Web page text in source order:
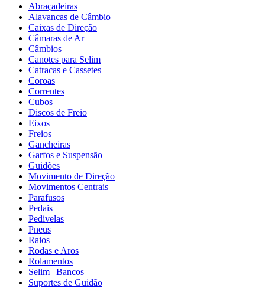
Abraçadeiras
Alavancas de Câmbio
Caixas de Direção
Câmaras de Ar
Câmbios
Canotes para Selim
Catracas e Cassetes
Coroas
Correntes
Cubos
Discos de Freio
Eixos
Freios
Gancheiras
Garfos e Suspensão
Guidões
Movimento de Direção
Movimentos Centrais
Parafusos
Pedais
Pedivelas
Pneus
Raios
Rodas e Aros
Rolamentos
Selim | Bancos
Suportes de Guidão